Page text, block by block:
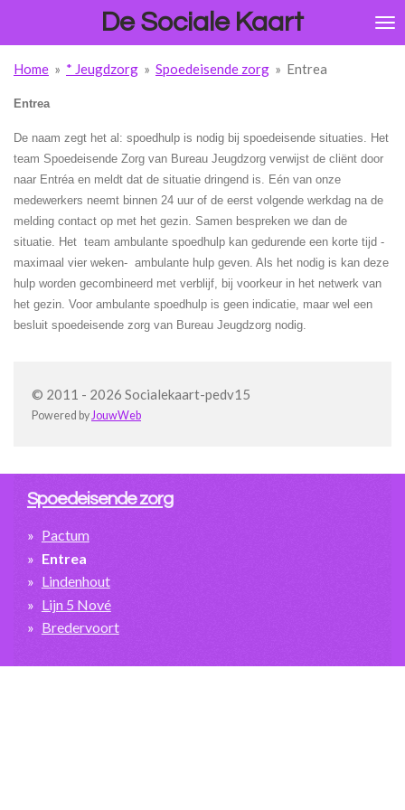
de
hoofdinhoud
De Sociale Kaart
Home » * Jeugdzorg » Spoedeisende zorg » Entrea
Entrea
De naam zegt het al: spoedhulp is nodig bij spoedeisende situaties. Het
team Spoedeisende Zorg van Bureau Jeugdzorg verwijst de cliënt door
naar Entréa en meldt dat de situatie dringend is. Eén van onze
medewerkers neemt binnen 24 uur of de eerst volgende werkdag na de
melding contact op met het gezin. Samen bespreken we dan de
situatie. Het team ambulante spoedhulp kan gedurende een korte tijd -
maximaal vier weken- ambulante hulp geven. Als het nodig is kan deze
hulp worden gecombineerd met verblijf, bij voorkeur in het netwerk van
het gezin. Voor ambulante spoedhulp is geen indicatie, maar wel een
besluit spoedeisende zorg van Bureau Jeugdzorg nodig.
© 2011 - 2026 Socialekaart-pedv15
Powered byJouwWeb
Spoedeisende zorg
Pactum
Entrea
Lindenhout
Lijn 5 Nové
Bredervoort